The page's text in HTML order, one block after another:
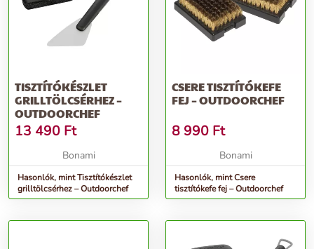
TISZTÍTÓKÉSZLET
GRILLTÖLCSÉRHEZ –
OUTDOORCHEF
13 490 Ft
Bonami
Hasonlók, mint Tisztítókészlet
grilltölcsérhez – Outdoorchef
CSERE TISZTÍTÓKEFE
FEJ – OUTDOORCHEF
8 990 Ft
Bonami
Hasonlók, mint Csere
tisztítókefe fej – Outdoorchef